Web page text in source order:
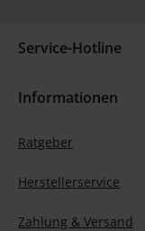
Service-Hotline
Informationen
Ratgeber
Herstellerservice
Zahlung & Versand